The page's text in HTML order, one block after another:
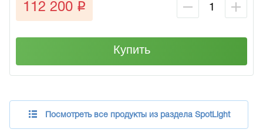
112 200 q
Купить
Посмотреть все продукты из раздела SpotLight